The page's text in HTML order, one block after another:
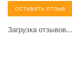
ОСТАВИТЬ ОТЗЫВ
Загрузка отзывов...